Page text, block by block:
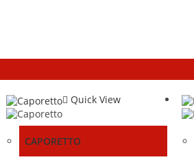
Quick View
CAPORETTO